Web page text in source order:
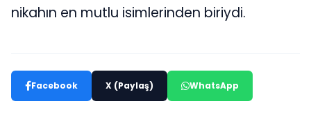
nikahın en mutlu isimlerinden biriydi.
Facebook X (Paylaş) WhatsApp